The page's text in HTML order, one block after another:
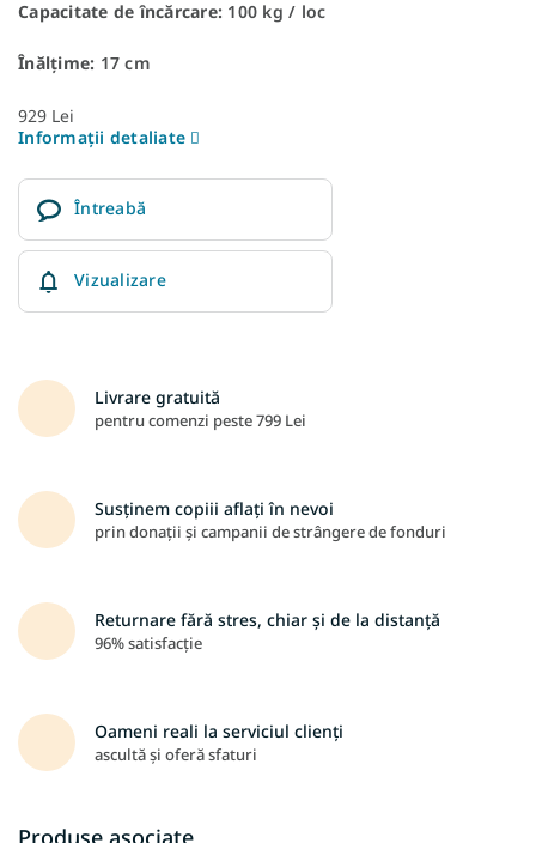
Capacitate de încărcare: 100 kg / loc
Înălțime: 17 cm
929 Lei
Informaţii detaliate
Întreabă
Vizualizare
Livrare gratuită
pentru comenzi peste 799 Lei
Susținem copiii aflați în nevoi
prin donații și campanii de strângere de fonduri
Returnare fără stres, chiar și de la distanță
96% satisfacție
Oameni reali la serviciul clienți
ascultă și oferă sfaturi
Produse asociate